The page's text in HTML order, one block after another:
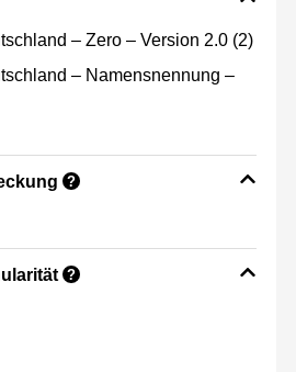
– Zero – Version 2.0 (2)
– Namensnennung –
?
?